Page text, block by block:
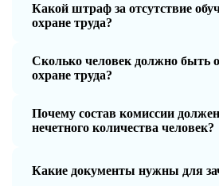
Какой штраф за отсутствие
охране труда?
Сколько человек должно быть
охране труда?
Почему состав комиссии
нечетного количества человек?
Какие документы нужны для